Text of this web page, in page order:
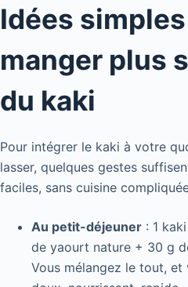
Idées
manger plus
du kaki
Pour intégrer le kaki à votre
lasser, quelques gestes
faciles, sans cuisine
Au petit-déjeuner : 1
de yaourt nature + 30 g
Vous mélangez le tout,